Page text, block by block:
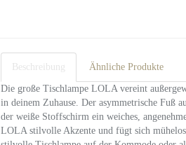
Beschreibung Ähnliche Produkte
Die große Tischlampe LOLA vereint
in deinem Zuhause. Der asymmetrische Fuß
der weiße Stoffschirm ein weiches,
LOLA stilvolle Akzente und fügt sich